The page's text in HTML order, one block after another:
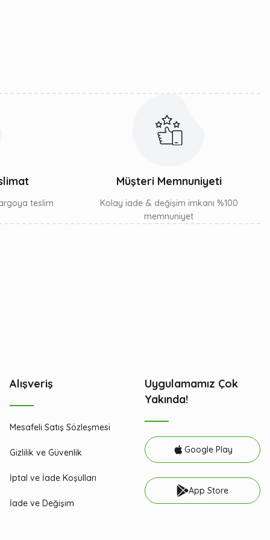
teslim
Müşteri Memnuniyeti
Kolay iade & değişim imkanı %100
memnuniyet
Alışveriş
Mesafeli Satış Sözleşmesi
Gizlilik ve Güvenlik
İptal ve İade Koşulları
İade ve Değişim
Uygulamamız Çok
Yakında!
Google Play
App Store